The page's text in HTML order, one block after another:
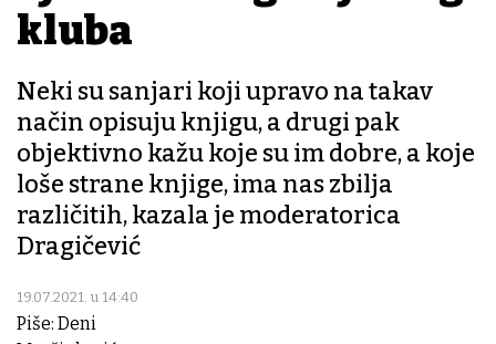
kluba
Neki su sanjari koji upravo na takav
način opisuju knjigu, a drugi pak
objektivno kažu koje su im dobre, a koje
loše strane knjige, ima nas zbilja
različitih, kazala je moderatorica
Dragičević
19.07.2021. u 14:40
Piše: Deni